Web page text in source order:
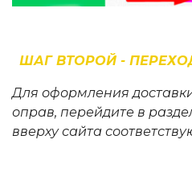
ШАГ ВТОРОЙ -
Для оформления
оправ, перейдите в
вверху сайта